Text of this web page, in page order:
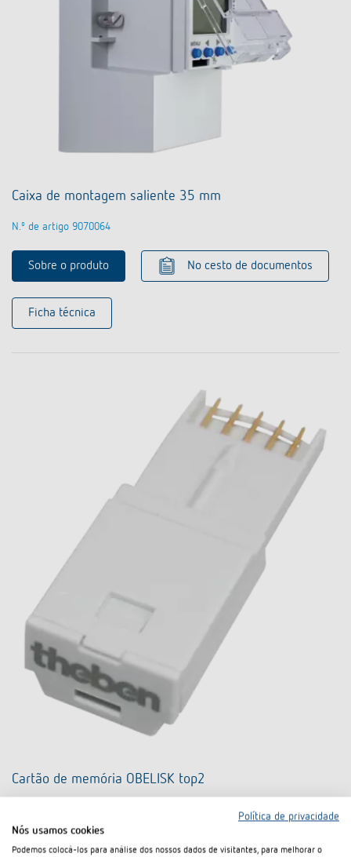
Caixa de montagem saliente 35 mm
N.º de artigo 9070064
Sobre o produto No cesto de documentos
Ficha técnica
Cartão de memória OBELISK top2
Sobre o produto No cesto de documentos
Política de privacidade
Nós usamos cookies
Podemos colocá-los para análise dos nossos dados de visitantes, para melhorar o